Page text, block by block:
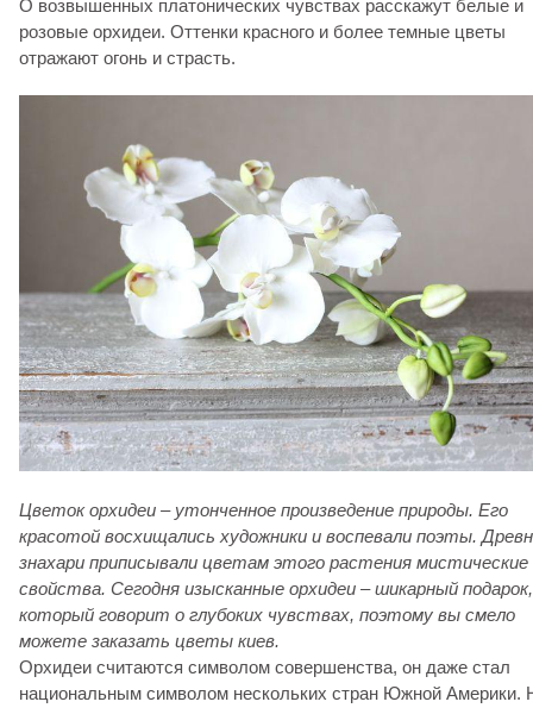
О возвышенных платонических чувствах расскажут белые и
розовые орхидеи. Оттенки красного и более темные цветы
отражают огонь и страсть.
Цветок орхидеи – утонченное произведение природы. Его
красотой восхищались художники и воспевали поэты.
знахари приписывали цветам этого растения мистические
свойства. Сегодня изысканные орхидеи – шикарный подарок,
который говорит о глубоких чувствах, поэтому вы смело
можете заказать цветы киев.
Орхидеи считаются символом совершенства, он даже стал
национальным символом нескольких стран Южной Америки.